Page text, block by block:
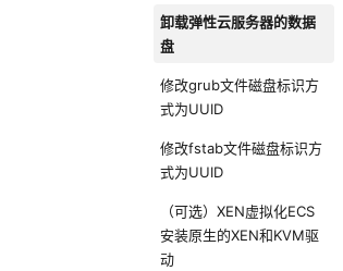
卸载弹性云服务器的数据
盘
修改grub文件磁盘标识方
式为UUID
修改fstab文件磁盘标识方
式为UUID
（可选）XEN虚拟化ECS
安装原生的XEN和KVM驱
动